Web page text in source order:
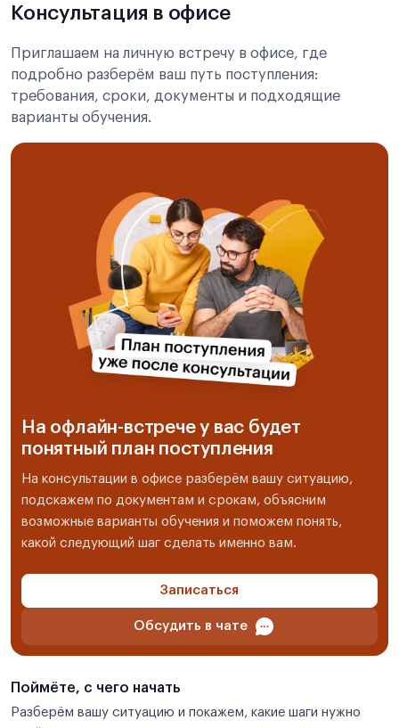
Консультация в офисе
Приглашаем на личную встречу в офисе, где
подробно разберём ваш путь поступления:
требования, сроки, документы и подходящие
варианты обучения.
На офлайн-встрече у вас будет
понятный план поступления
На консультации в офисе разберём вашу ситуацию,
подскажем по документам и срокам, объясним
возможные варианты обучения и поможем понять,
какой следующий шаг сделать именно вам.
Записаться
Обсудить в чате
Поймёте, с чего начать
Разберём вашу ситуацию и покажем, какие шаги нужно